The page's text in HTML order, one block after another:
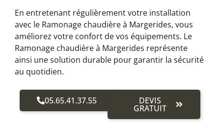
En entretenant régulièrement votre installation
avec le Ramonage chaudière à Margerides, vous
améliorez votre confort de vos équipements. Le
Ramonage chaudière à Margerides représente
ainsi une solution durable pour garantir la sécurité
au quotidien.
05.65.41.37.55 DEVIS
GRATUIT